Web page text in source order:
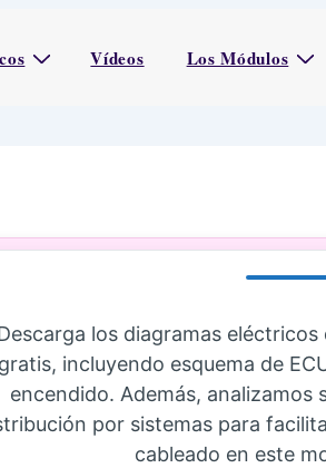
Vídeos Los Módulos
los diagramas eléctricos
gratis, incluyendo esquema de
encendido. Además, analizamos
por sistemas para
cableado en este